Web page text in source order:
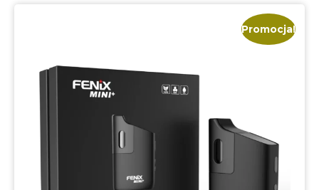
Promocja!